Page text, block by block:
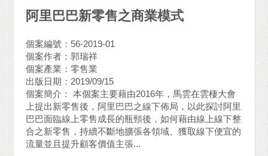
阿里巴巴新零售之商業模式
個案編號：56-2019-01
個案作者：郭瑞祥
個案產業：零售業
出版日期：2019/09/15
個案簡介： 本個案主要藉由2016年，馬雲在雲棲大會
上提出新零售後，阿里巴巴之線下佈局，以此探討阿里
巴巴面臨線上零售成長的瓶頸後，如何藉由線上線下整
合之新零售，持續不斷地擴張各領域、獲取線下便宜的
流量並且提升顧客價值主張...